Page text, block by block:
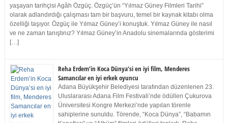
yaşayan tarihçisi Agâh Özgüç. Özgüç’ün “Yılmaz Güney Filmleri Tarihi”
olarak adlandırdığı çalışması tam bir başvuru, temel bir kaynak kitabı olma
özelliği taşıyor. Özgüç ile Yılmaz Güney’i konuştuk. Yılmaz Güney ile nasıl
ve ne zaman tanıştınız? Yılmaz Güney’in Anadolu sinemalarında gösterimi
[…]
Reha Erdem’in Koca Dünya’si en iyi film, Menderes
Samancılar en iyi erkek oyuncu
Adana Büyükşehir Belediyesi tarafından düzenlenen 23.
Uluslararası Adana Film Festivali’nde ödüllen Çukurova
Üniversitesi Kongre Merkezi’nde yapılan törenle
sahiplerine sunuldu. Törende, “Koca Dünya”, “Babamın